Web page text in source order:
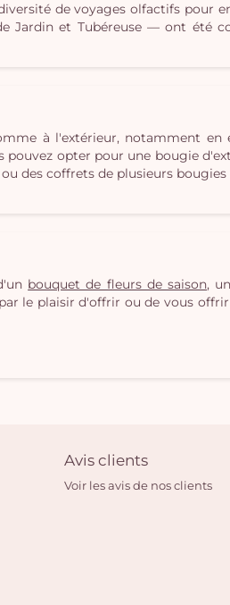
de voyages olfactifs pour
Jardin et Tubéreuse — ont été
à l'extérieur, notamment en
opter pour une bougie
des coffrets de plusieurs bougies
bouquet de fleurs de saison,
le plaisir d'offrir ou de vous
Avis clients
Voir les avis de nos clients